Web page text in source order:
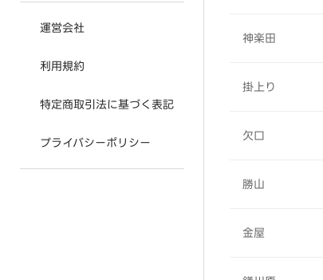
運営会社
利用規約
特定商取引法に基づく表記
プライバシーポリシー
神楽田
掛上り
欠口
勝山
金屋